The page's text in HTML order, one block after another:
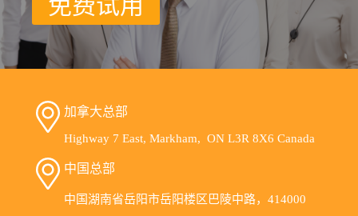
加拿大总部
Highway 7 East, Markham, ON L3R 8X6 Canada
中国总部
中国湖南省岳阳市岳阳楼区巴陵中路，414000